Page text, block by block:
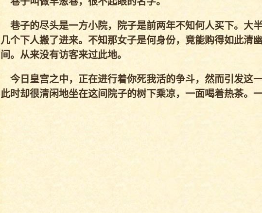
巷子的尽头是一方小院，院子是前两年不知何人买下。大
几个下人搬了进来。不知那女子是何身份，竟能购得如此清
间。从来没有访客来过此地。
今日皇宫之中，正在进行着你死我活的争斗，然而引发这一
此时却很清闲地坐在这间院子的树下乘凉，一面喝着热茶。